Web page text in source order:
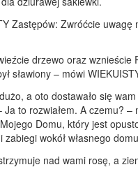
Zastępów: Zwróćcie uwagę
drzewo oraz wznieście
sławiony – mówi
a oto dostawało się wam
to rozwiałem. A czemu? –
Domu, który jest
wokół własnego
nad wami rosę, a